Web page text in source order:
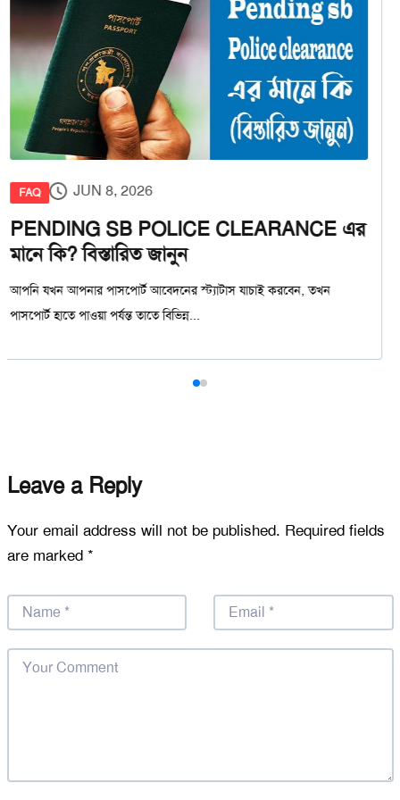
FAQ JUN 8, 2026
PENDING SB POLICE CLEARANCE এর
মানে কি? বিস্তারিত জানুন
আপনি যখন আপনার পাসপোর্ট আবেদনের স্ট্যাটাস যাচাই করবেন, তখন
পাসপোর্ট হাতে পাওয়া পর্যন্ত তাতে বিভিন্ন...
Leave a Reply
Your email address will not be published. Required fields
are marked *